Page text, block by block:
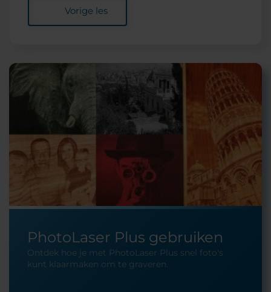
Vorige les
PhotoLaser Plus gebruiken
Ontdek hoe je met PhotoLaser Plus snel foto's
kunt klaarmaken om te graveren.